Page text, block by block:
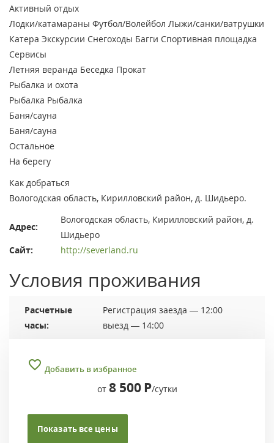
Активный отдых
Лодки/катамараны Футбол/Волейбол Лыжи/санки/ватрушки
Катера Экскурсии Снегоходы Багги Спортивная площадка
Сервисы
Летняя веранда Беседка Прокат
Рыбалка и охота
Рыбалка Рыбалка
Баня/сауна
Баня/сауна
Остальное
На берегу
Как добраться
Вологодская область, Кирилловский район, д. Шидьеро.
Адрес:
Вологодская область, Кирилловский район, д.
Шидьеро
Сайт:
http://severland.ru
Условия проживания
Расчетные
часы:
Регистрация заезда — 12:00
выезд — 14:00
Добавить в избранное
от 8 500 Р/сутки
Показать все цены